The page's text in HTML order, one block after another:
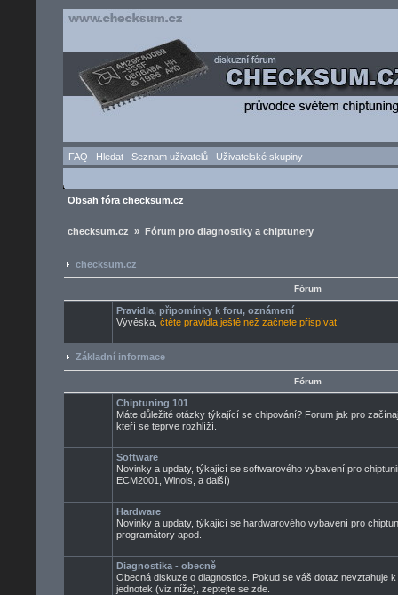
FAQ Hledat Seznam uživatelů Uživatelské skupiny
Obsah fóra checksum.cz
checksum.cz » Fórum pro diagnostiky a chiptunery
checksum.cz
Fórum
Pravidla, připomínky k foru, oznámení
Vývěska, čtěte pravidla ještě než začnete přispívat!
Základní informace
Fórum
Chiptuning 101
Máte důležité otázky týkající se chipování? Forum jak pro
kteří se teprve rozhlíží.
Software
Novinky a updaty, týkající se softwarového vybavení pro
ECM2001, Winols, a další)
Hardware
Novinky a updaty, týkající se hardwarového vybavení pro
programátory apod.
Diagnostika - obecně
Obecná diskuze o diagnostice. Pokud se váš dotaz nevztahuje
jednotek (viz níže), zeptejte se zde.